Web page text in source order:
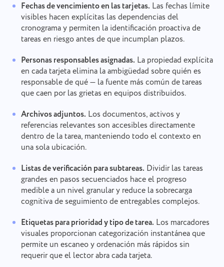
Fechas de vencimiento en las tarjetas. Las fechas límite
visibles hacen explícitas las dependencias del
cronograma y permiten la identificación proactiva de
tareas en riesgo antes de que incumplan plazos.
Personas responsables asignadas. La propiedad explícita
en cada tarjeta elimina la ambigüedad sobre quién es
responsable de qué — la fuente más común de tareas
que caen por las grietas en equipos distribuidos.
Archivos adjuntos. Los documentos, activos y
referencias relevantes son accesibles directamente
dentro de la tarea, manteniendo todo el contexto en
una sola ubicación.
Listas de verificación para subtareas. Dividir las tareas
grandes en pasos secuenciados hace el progreso
medible a un nivel granular y reduce la sobrecarga
cognitiva de seguimiento de entregables complejos.
Etiquetas para prioridad y tipo de tarea. Los marcadores
visuales proporcionan categorización instantánea que
permite un escaneo y ordenación más rápidos sin
requerir que el lector abra cada tarjeta.